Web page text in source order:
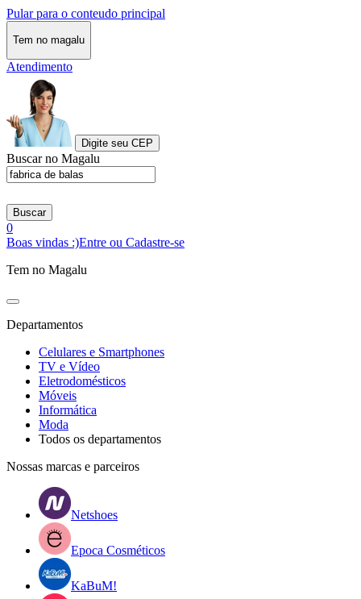
Pular para o conteudo principal
Tem no magalu
Atendimento
Digite seu CEP
Buscar no Magalu
Buscar
0
Boas vindas :)Entre ou Cadastre-se
Tem no Magalu
Departamentos
Celulares e Smartphones
TV e Vídeo
Eletrodomésticos
Móveis
Informática
Moda
Todos os departamentos
Nossas marcas e parceiros
Netshoes
Epoca Cosméticos
KaBuM!